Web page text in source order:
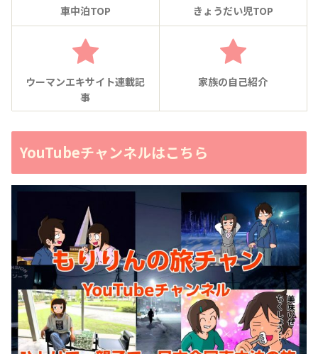
車中泊TOP きょうだい児TOP
ウーマンエキサイト連載記
事
家族の自己紹介
YouTubeチャンネルはこちら